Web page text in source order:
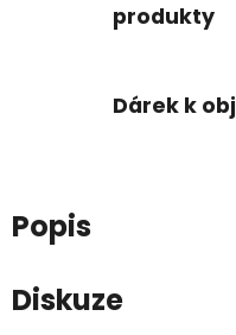
produkty
Dárek k
Popis
Diskuze